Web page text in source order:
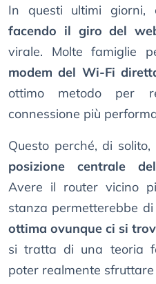
In questi ultimi giorni,
facendo il giro del
virale. Molte famiglie
modem del Wi-Fi
ottimo metodo per
connessione più
Questo perché, di
posizione centrale
Avere il router vicino
stanza permetterebbe
ottima ovunque ci si
si tratta di una teoria
poter realmente